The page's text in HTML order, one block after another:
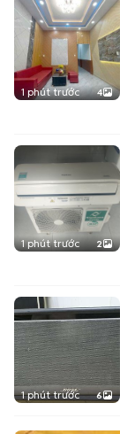
1 phút trước 4
1 phút trước 2
1 phút trước 6